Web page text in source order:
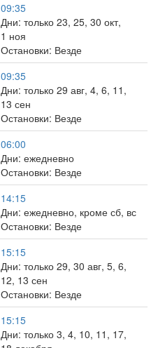
09:35
Дни: только 23, 25, 30 окт,
1 ноя
Остановки: Везде
09:35
Дни: только 29 авг, 4, 6, 11,
13 сен
Остановки: Везде
06:00
Дни: ежедневно
Остановки: Везде
14:15
Дни: ежедневно, кроме сб, вс
Остановки: Везде
15:15
Дни: только 29, 30 авг, 5, 6,
12, 13 сен
Остановки: Везде
15:15
Дни: только 3, 4, 10, 11, 17,